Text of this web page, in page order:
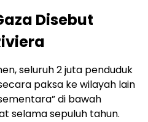
Disebut
seluruh 2 juta penduduk
paksa ke wilayah lain
di bawah
selama sepuluh tahun.